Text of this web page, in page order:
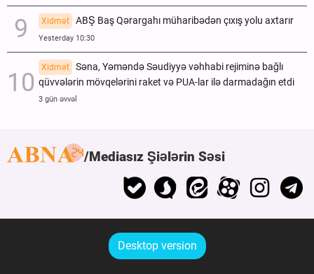
Xidmət ABŞ Baş Qərargahı müharibədən çıxış yolu axtarır
Yesterday 10:30
Xidmət
Səna, Yəməndə Səudiyyə vəhhabi rejiminə bağlı
qüvvələrin mövqelərini raket və PUA-lar ilə darmadağın etdi
3 gün əvvəl
Mediasız Şiələrin Səsi
Desktop version